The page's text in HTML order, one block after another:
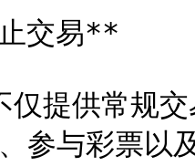
交易**
仅提供常规
参与彩票